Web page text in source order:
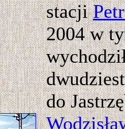
stacji
2004 w
do